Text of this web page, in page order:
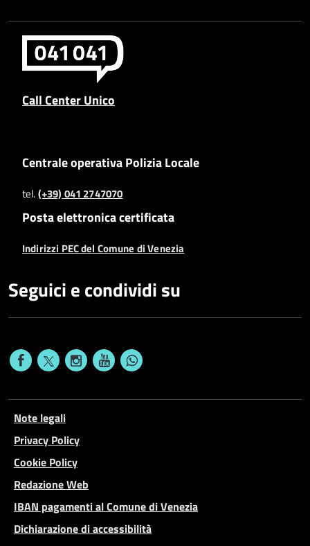
Call Center Unico
Centrale operativa Polizia Locale
tel.(+39) 041 2747070
Posta elettronica certificata
Indirizzi PEC del Comune di Venezia
Seguici e condividi su
Note legali
Privacy Policy
Cookie Policy
Redazione Web
IBAN pagamenti al Comune di Venezia
Dichiarazione di accessibilità